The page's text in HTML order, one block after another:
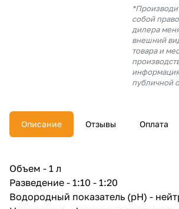
собой
дилера
внешний
товара и
публичной
Описание Отзывы Оплата
Объем - 1 л
Разведение - 1:10 - 1:20
Водородный показатель (pH) -